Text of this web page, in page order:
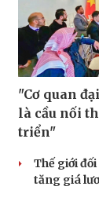
"Cơ quan
là cầu nối
triển"
Thế giới
tăng giá